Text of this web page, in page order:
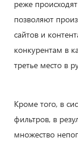
реже
позволяют
сайтов и
конкурентам в
третье место в
Кроме того, в
фильтров, в
множество